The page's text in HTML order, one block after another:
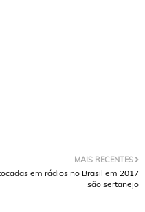
MAIS RECENTES
em rádios no Brasil em 2017
são sertanejo